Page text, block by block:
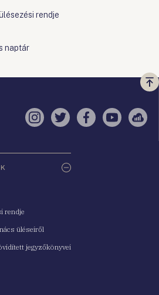
rendje
naptár
a
Instagram
TwitterFacebook
YouTube
rendje
üléseiről
jegyzőkönyvei